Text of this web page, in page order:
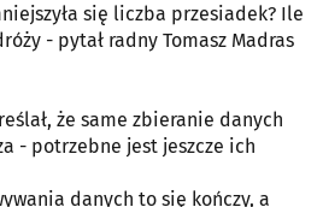
się liczba przesiadek? Ile
- pytał radny Tomasz Madras
że same zbieranie danych
- potrzebne jest jeszcze ich
danych to się kończy, a